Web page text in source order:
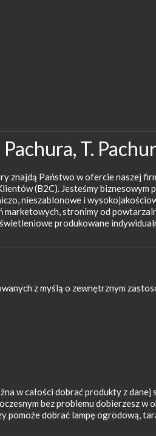
T.
znajdą Państwo w ofercie naszej
(B2C). Jesteśmy biznesowym
nieszablonowe i
stronimy od
produkowane
z myślą o zewnętrznym
w całości dobrać produkty z danej
bez problemu dobierzesz w
pomoże dobrać lampę ogrodową,